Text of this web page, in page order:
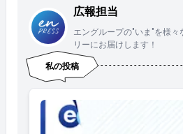
広報担当
エングループの"いま"を様
リーにお届けします！
私の投稿